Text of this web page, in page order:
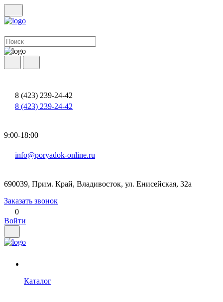
8 (423) 239-24-42
8 (423) 239-24-42
9:00-18:00
info@poryadok-online.ru
690039, Прим. Край, Владивосток, ул. Енисейская, 32а
Заказать звонок
0
Войти
Каталог